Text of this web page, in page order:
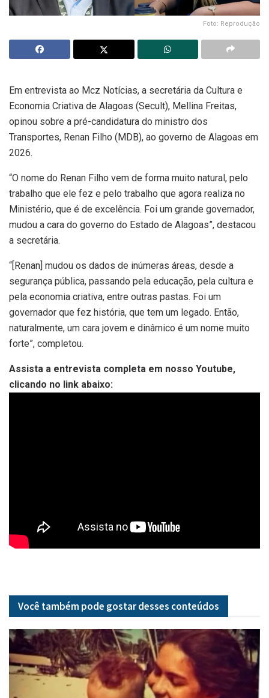
Foto: Reprodução
Em entrevista ao Mcz Notícias, a secretária da Cultura e
Economia Criativa de Alagoas (Secult), Mellina Freitas,
opinou sobre a pré-candidatura do ministro dos
Transportes, Renan Filho (MDB), ao governo de Alagoas em
2026.
“O nome do Renan Filho vem de forma muito natural, pelo
trabalho que ele fez e pelo trabalho que agora realiza no
Ministério, que é de excelência. Foi um grande governador,
mudou a cara do governo do Estado de Alagoas”, destacou
a secretária.
“[Renan] mudou os dados de inúmeras áreas, desde a
segurança pública, passando pela educação, pela cultura e
pela economia criativa, entre outras pastas. Foi um
governador que fez história, que tem um legado. Então,
naturalmente, um cara jovem e dinâmico é um nome muito
forte”, completou.
Assista a entrevista completa em nosso Youtube,
clicando no link abaixo:
Você também pode gostar desses conteúdos